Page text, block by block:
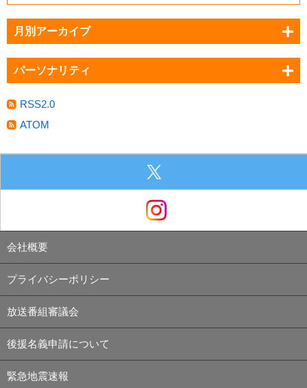
月別アーカイブ
パーソナリティ
RSS2.0
ATOM
会社概要
プライバシーポリシー
放送番組審議会
後援名義申請について
緊急地震速報